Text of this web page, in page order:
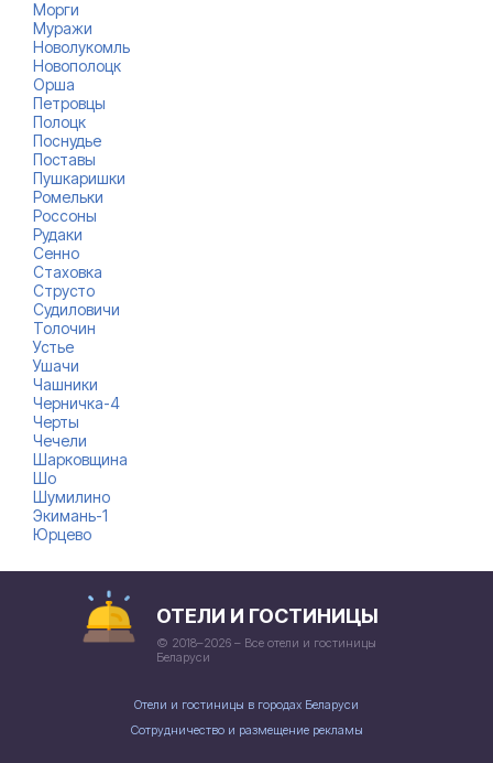
Морги
Муражи
Новолукомль
Новополоцк
Орша
Петровцы
Полоцк
Поснудье
Поставы
Пушкаришки
Ромельки
Россоны
Рудаки
Сенно
Стаховка
Струсто
Судиловичи
Толочин
Устье
Ушачи
Чашники
Черничка-4
Черты
Чечели
Шарковщина
Шо
Шумилино
Экимань-1
Юрцево
ОТЕЛИ И ГОСТИНИЦЫ
© 2018–2026 – Все отели и гостиницы
Беларуси
Отели и гостиницы в городах Беларуси
Сотрудничество и размещение рекламы